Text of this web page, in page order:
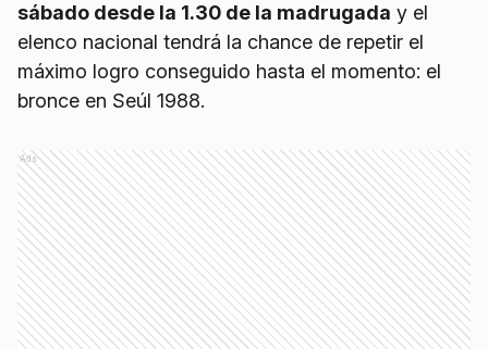
sábado desde la 1.30 de la madrugada y el
elenco nacional tendrá la chance de repetir el
máximo logro conseguido hasta el momento: el
bronce en Seúl 1988.
Ads